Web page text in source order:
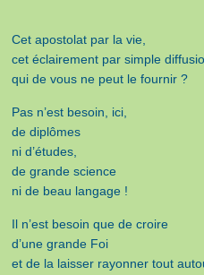
Cet apostolat par la vie,
cet éclairement par simple
qui de vous ne peut le fournir ?
Pas n’est besoin, ici,
de diplômes
ni d’études,
de grande science
ni de beau langage !
Il n’est besoin que de croire
d’une grande Foi
et de la laisser rayonner tout